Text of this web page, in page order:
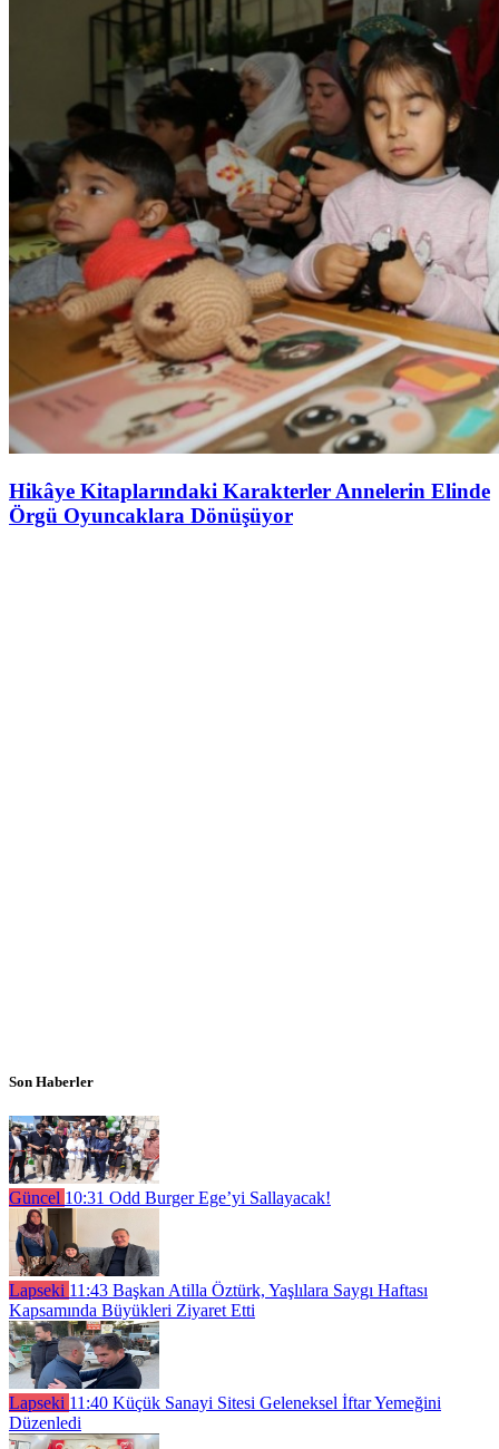
Hikâye Kitaplarındaki Karakterler Annelerin Elinde
Örgü Oyuncaklara Dönüşüyor
Son Haberler
Güncel 10:31 Odd Burger Ege’yi Sallayacak!
Lapseki 11:43 Başkan Atilla Öztürk, Yaşlılara Saygı Haftası
Kapsamında Büyükleri Ziyaret Etti
Lapseki 11:40 Küçük Sanayi Sitesi Geleneksel İftar Yemeğini
Düzenledi